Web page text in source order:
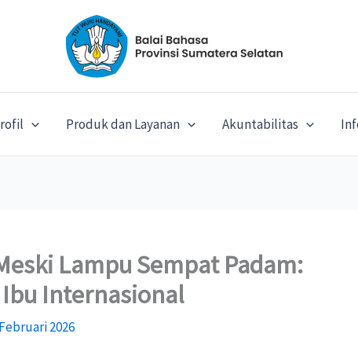
Produk dan Layanan Akuntabilitas
Lampu Sempat Padam:
Ibu Internasional
2026